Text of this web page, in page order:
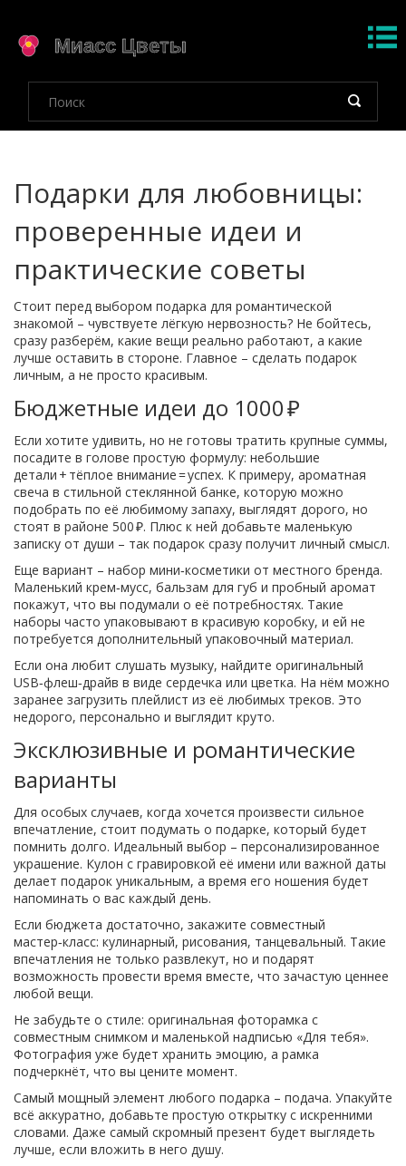
Подарки для любовницы:
проверенные идеи и
практические советы
Стоит перед выбором подарка для романтической
знакомой – чувствуете лёгкую нервозность? Не бойтесь,
сразу разберём, какие вещи реально работают, а какие
лучше оставить в стороне. Главное – сделать подарок
личным, а не просто красивым.
Бюджетные идеи до 1000 ₽
Если хотите удивить, но не готовы тратить крупные суммы,
посадите в голове простую формулу: небольшие
детали + тёплое внимание = успех. К примеру, ароматная
свеча в стильной стеклянной банке, которую можно
подобрать по её любимому запаху, выглядят дорого, но
стоят в районе 500 ₽. Плюс к ней добавьте маленькую
записку от души – так подарок сразу получит личный смысл.
Еще вариант – набор мини‑косметики от местного бренда.
Маленький крем‑мусс, бальзам для губ и пробный аромат
покажут, что вы подумали о её потребностях. Такие
наборы часто упаковывают в красивую коробку, и ей не
потребуется дополнительный упаковочный материал.
Если она любит слушать музыку, найдите оригинальный
USB‑флеш‑драйв в виде сердечка или цветка. На нём можно
заранее загрузить плейлист из её любимых треков. Это
недорого, персонально и выглядит круто.
Эксклюзивные и романтические
варианты
Для особых случаев, когда хочется произвести сильное
впечатление, стоит подумать о подарке, который будет
помнить долго. Идеальный выбор – персонализированное
украшение. Кулон с гравировкой её имени или важной даты
делает подарок уникальным, а время его ношения будет
напоминать о вас каждый день.
Если бюджета достаточно, закажите совместный
мастер‑класс: кулинарный, рисования, танцевальный. Такие
впечатления не только развлекут, но и подарят
возможность провести время вместе, что зачастую ценнее
любой вещи.
Не забудьте о стиле: оригинальная фоторамка с
совместным снимком и маленькой надписью «Для тебя».
Фотография уже будет хранить эмоцию, а рамка
подчеркнёт, что вы цените момент.
Самый мощный элемент любого подарка – подача. Упакуйте
всё аккуратно, добавьте простую открытку с искренними
словами. Даже самый скромный презент будет выглядеть
лучше, если вложить в него душу.